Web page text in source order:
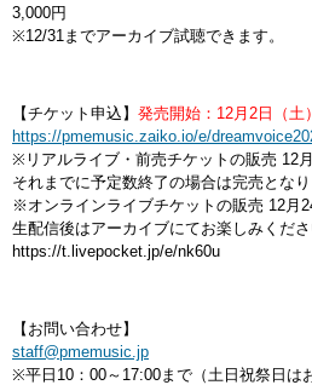
3,000円
※12/31までアーカイブ試聴できます。
【チケット申込】 発売開始：12月2日（土
https://pmemusic.zaiko.io/e/
※リアルライブ・前売チケットの販売 12
それまでに予定数終了の場合は完売となり
※オンラインライブチケットの販売 12月
生配信後はアーカイブにてお楽しみくだ
https://t.livepocket.jp/e/nk60u
【お問い合わせ】
staff@pmemusic.jp
※平日10：00～17:00まで（土日祝祭日は